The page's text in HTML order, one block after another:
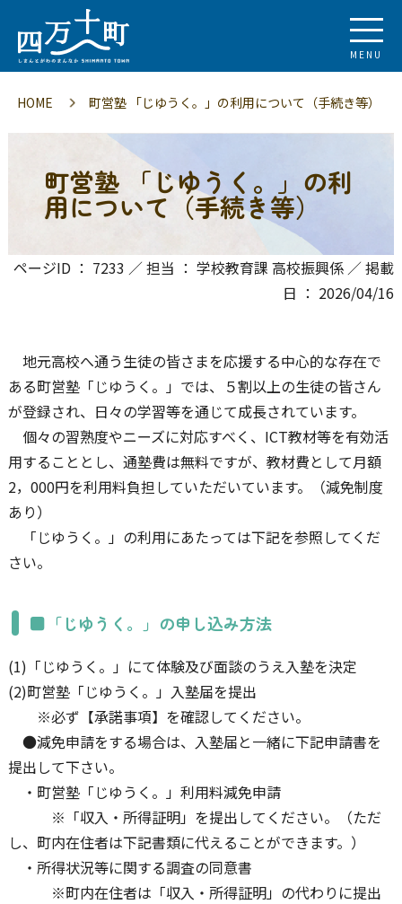
MENU
HOME 町営塾 「じゆうく。」の利用について（手続き等）
町営塾 「じゆうく。」の利
用について（手続き等）
ページID ： 7233 ／ 担当 ： 学校教育課 高校振興係 ／ 掲載
日 ： 2026/04/16
地元高校へ通う生徒の皆さまを応援する中心的な存在で
ある町営塾「じゆうく。」では、５割以上の生徒の皆さん
が登録され、日々の学習等を通じて成長されています。
個々の習熟度やニーズに対応すべく、ICT教材等を有効活
用することとし、通塾費は無料ですが、教材費として月額
2，000円を利用料負担していただいています。（減免制度
あり）
「じゆうく。」の利用にあたっては下記を参照してくだ
さい。
■「じゆうく。」の申し込み方法
(1)「じゆうく。」にて体験及び面談のうえ入塾を決定
(2)町営塾「じゆうく。」入塾届を提出
※必ず【承諾事項】を確認してください。
●減免申請をする場合は、入塾届と一緒に下記申請書を
提出して下さい。
・町営塾「じゆうく。」利用料減免申請
※「収入・所得証明」を提出してください。（ただ
し、町内在住者は下記書類に代えることができます。）
・所得状況等に関する調査の同意書
※町内在住者は「収入・所得証明」の代わりに提出